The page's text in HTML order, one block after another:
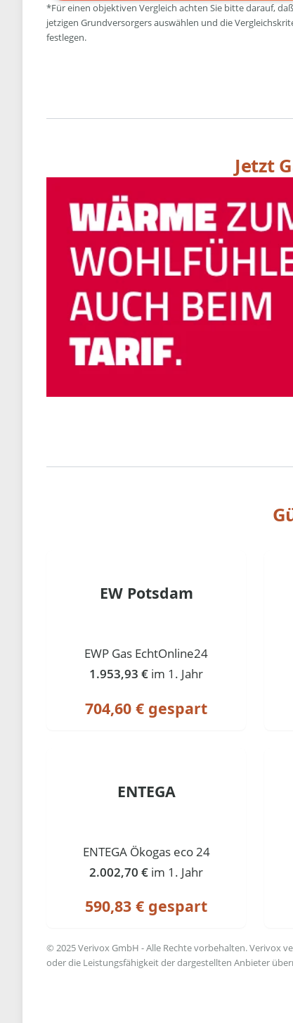
*Für einen objektiven Vergleich achten Sie bitte darauf,
jetzigen Grundversorgers auswählen und die
festlegen.
Jetzt
EW Potsdam
EWP Gas EchtOnline24
1.953,93 € im 1. Jahr
704,60 € gespart
ENTEGA
ENTEGA Ökogas eco 24
2.002,70 € im 1. Jahr
590,83 € gespart
© 2025 Verivox GmbH - Alle Rechte vorbehalten. Verivox
oder die Leistungsfähigkeit der dargestellten Anbieter